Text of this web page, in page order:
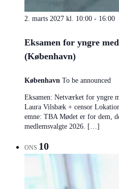
2. marts 2027 kl. 10:00 - 16:00
Eksamen for yngre
(København)
København To be announced
Eksamen: Netværket for yngre
Laura Vilsbæk + censor
emne: TBA Mødet er for dem,
medlemsvalgte 2026. […]
ONS 10